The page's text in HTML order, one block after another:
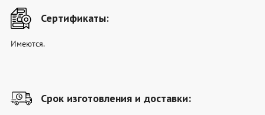
Сертификаты:
Имеются.
Срок изготовления и доставки: